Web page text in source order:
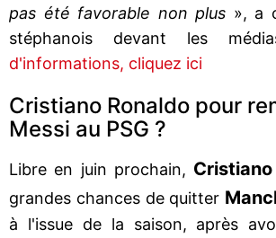
pas été favorable non plus », a
stéphanois devant les
d'informations, cliquez ici
Cristiano Ronaldo pour
Messi au PSG ?
Libre en juin prochain,
grandes chances de quitter
à l'issue de la saison, après